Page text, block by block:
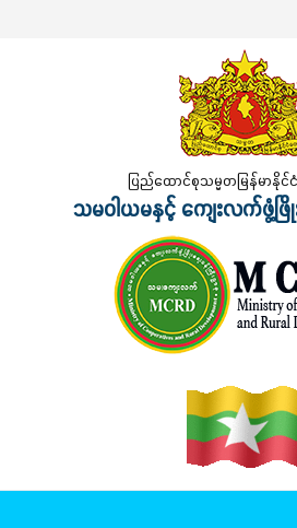
ပြည်ထောင်စုသမ္မတမြန်မာနိုင်
သမဝါယမနှင့် ကျေးလက်ဖွံ့ဖြိုး